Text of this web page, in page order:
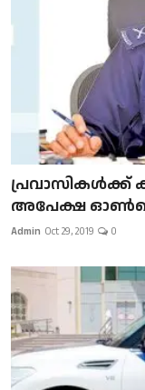
പ്രവാസികള്‍ക്ക്
അപേക്ഷ
Admin Oct 29, 2019 0